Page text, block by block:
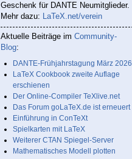
Geschenk für DANTE Neumitglieder.
Mehr dazu: LaTeX.net/verein
Aktuelle Beiträge im Community-
Blog:
DANTE-Frühjahrstagung März 2026
LaTeX Cookbook zweite Auflage
erschienen
Der Online-Compiler TeXlive.net
Das Forum goLaTeX.de ist erneuert
Einführung in ConTeXt
Spielkarten mit LaTeX
Weiterer CTAN Spiegel-Server
Mathematisches Modell plotten